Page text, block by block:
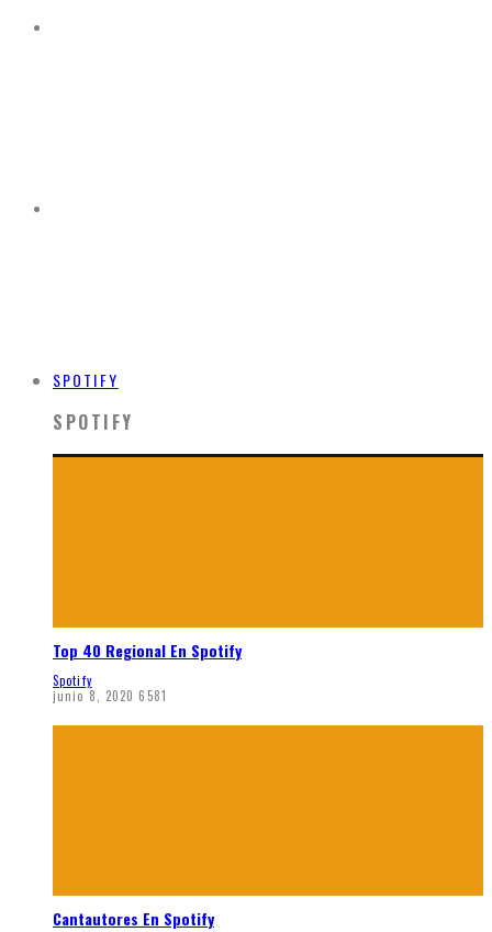
SPOTIFY
SPOTIFY
Top 40 Regional En Spotify
Spotify
junio 8, 2020 6581
Cantautores En Spotify